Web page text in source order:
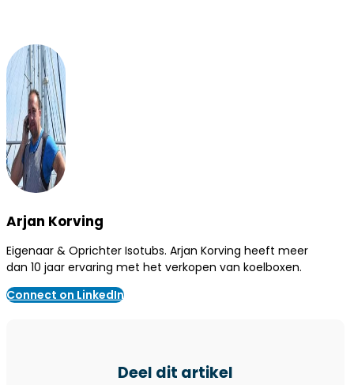
Arjan Korving
Eigenaar & Oprichter Isotubs. Arjan Korving heeft meer
dan 10 jaar ervaring met het verkopen van koelboxen.
Connect on LinkedIn
Deel dit artikel